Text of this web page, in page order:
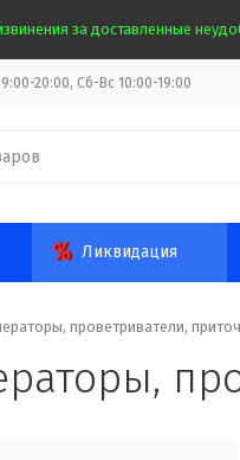
за доставленные
20:00, Сб-Вс 10:00-19:00
Ликвидация
проветриватели,